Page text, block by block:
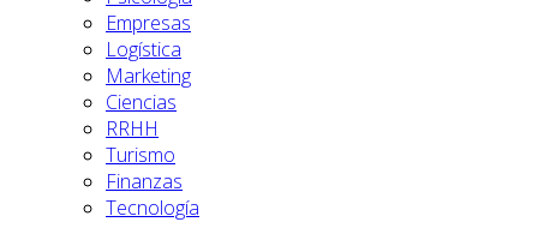
Empresas
Logística
Marketing
Ciencias
RRHH
Turismo
Finanzas
Tecnología